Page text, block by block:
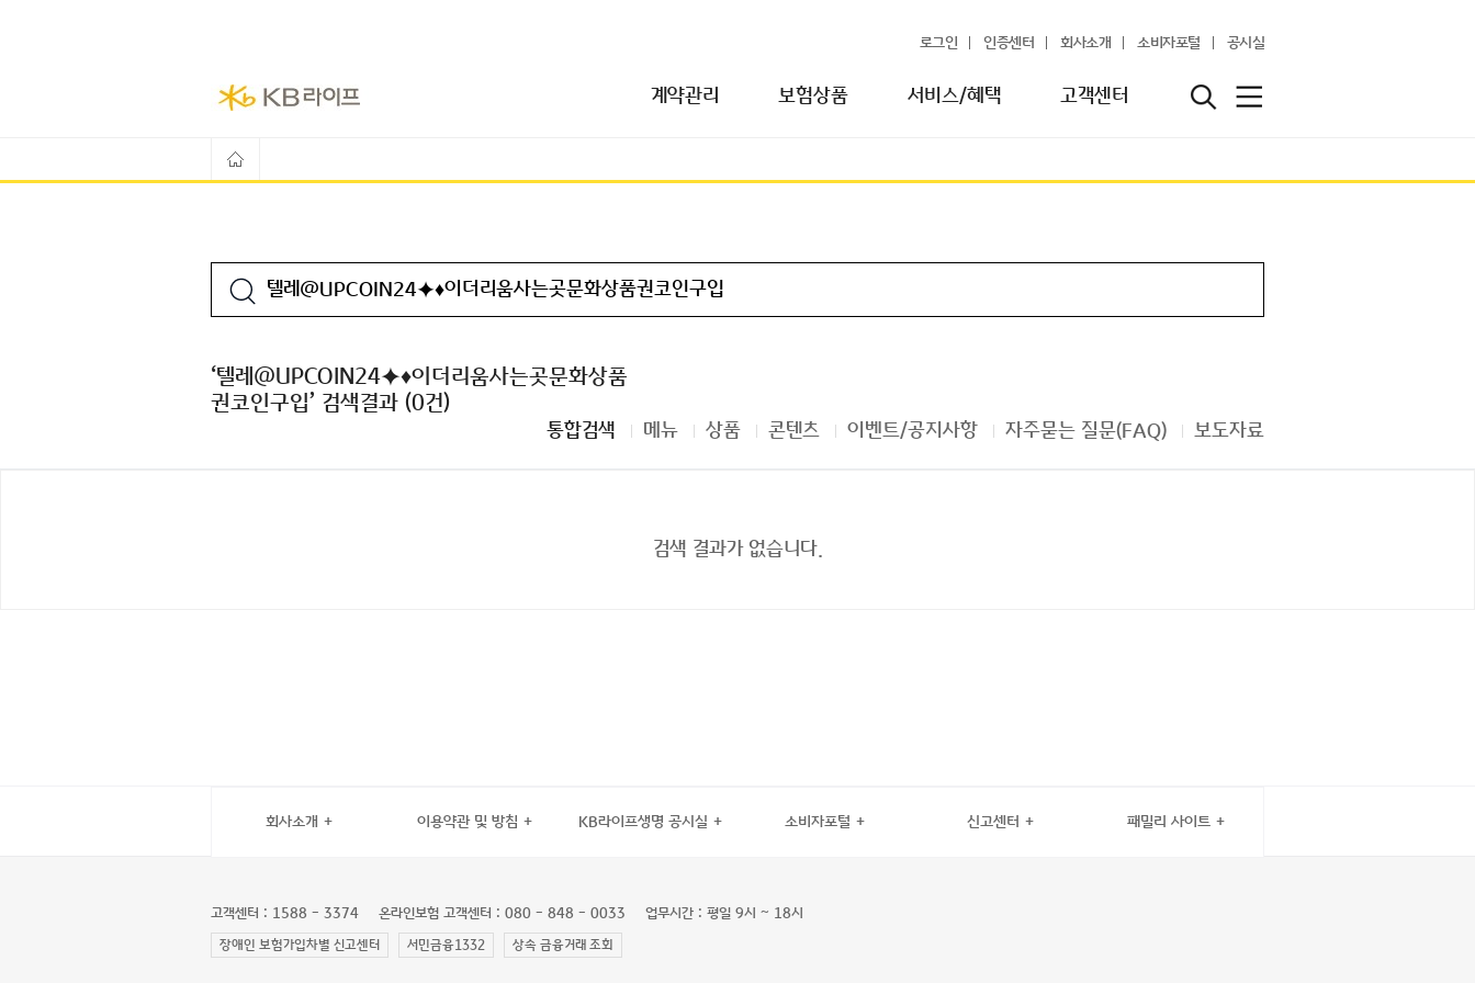
로그인 인증센터 회사소개 소비자포털 공시실
계약관리 보험상품 서비스/혜택 고객센터
‘텔레@UPCOIN24⯌♦이더리움사는곳문화상품
권코인구입’ 검색결과 (0건)
통합검색 메뉴 상품 콘텐츠 이벤트/공지사항 자주묻는 질문(FAQ) 보도자료
검색 결과가 없습니다.
회사소개 이용약관 및 방침 KB라이프생명 공시실 소비자포털 신고센터 패밀리 사이트
고객센터 : 1588 - 3374 온라인보험 고객센터 : 080 - 848 - 0033 업무시간 : 평일 9시 ~ 18시
장애인 보험가입차별 신고센터 서민금융1332 상속 금융거래 조회